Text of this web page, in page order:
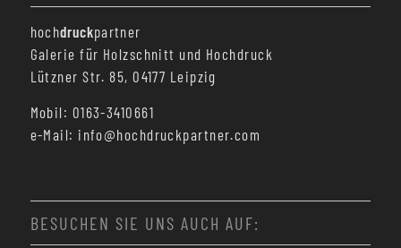
hochdruckpartner
Galerie für Holzschnitt und Hochdruck
Lützner Str. 85, 04177 Leipzig
Mobil: 0163-3410661
e-Mail: info@hochdruckpartner.com
BESUCHEN SIE UNS AUCH AUF: